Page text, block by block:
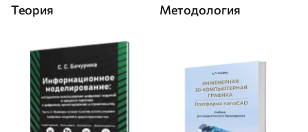
Теория
Методология